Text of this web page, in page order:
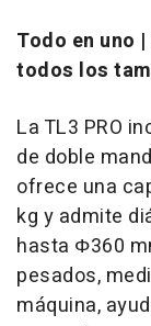
Todo en uno
todos los
La TL3 PRO
de doble
ofrece una
kg y admite
hasta Φ360
pesados,
máquina,